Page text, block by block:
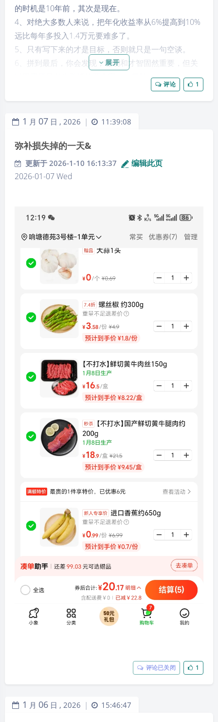
的时机是10年前，其次是现在。
4、对绝大多数人来说，把年化收益率从6%提高到10%
远比每年多投入1.4万元要难多了。
5、只有写下来的才是目标，否则就只是一句空谈。
6、拼到最后，你会发现，聪明和才智固然重要，但关
键因素还是老生常谈的两个字——坚持。
7、我们常常高估自己一天能做的事情，而低估自己一
年能做的事情。当我们在一年里至少回顾一次自己的目
标时，我们会欣喜地发现自己或许早已实现了它。
基础，估算下一阶段的支出数额。第二种，先给自己制
定结余目标，通过消费=收入－储蓄的公式，倒推出可
以支出的数额。我个人倾向于第一种方法，因为更贴近
9、不要经常逛商场和超市，只在需要买什么的时候才
10、12存单法：按月定时定量存入一笔一年期的存款，
坚持存满12个月，这样一年下来就有了12张一年期的存
单。从第二年开始，每个月都会有1笔存款到期，一年
中陆续会有12笔存款到期。10、能够明白自己想要什
人生智慧。
11、在家庭理财方面，有个著名的“四三二一”法则——
将家庭年收入分为四份：40%用于供房和其他投资；
对不时之需；10%用于购买保险。
12、有意义地度过不受疾病干扰、健康长寿的人生，在
很大程度上可以改变我们利用时间的效率。很多单位会
应该自行安排体检，在健康体检上花钱，绝对是回报很
高的投资。​
13、保险是个大话题，就国内的情况来说，社保是必须
先上的，这是性价比最高的保险。其次是商业保险，可
以按照意外险、寿险、重疾险、医疗险的顺序来上，以
保额优先，经济实力不足的可以先少量配置，后期再进
14、中国银行保险监督管理委员会主席郭树清在演讲中
告诫投资者，投资的过程中要注意风险，理财产品收益
率超过6%就要打问号，超过8%很危险，超过10%就要
15、重要不紧急的钱要早做打算，长期投资。比如孩子
的教育金、自己的养老金、老人的赡养费，等等。这一
部分的资产配置时间线通常会拉得比较长，属于“长期
投资，一次使用”的钱，比如孩子上大学或者留学需要
的大笔学费，老人生病手术又无法报销的大笔医药费
16、人生后半段的箴言是“不后悔”​，想做到这一点，前
弃，只要方向没错，我们的努力最终不会白费。最可怕
展开
评论 1
1 月 07 日 , 2026 11:39:08
弥补损失掉的一天&
更新于 2026-1-10 16:13:37
编辑此页
2026-01-07 Wed
评论已关闭 1
1 月 06 日 , 2026 | 15:46:47